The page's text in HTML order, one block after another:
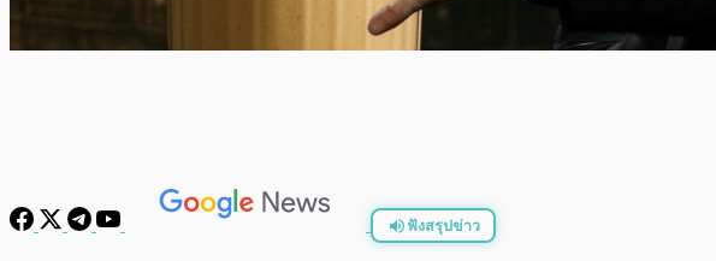
ฟังสรุปข่าว